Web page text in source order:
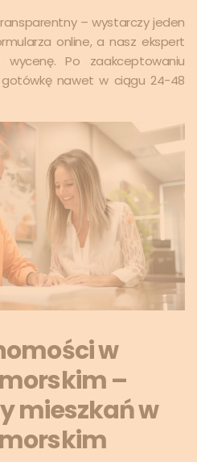
– wystarczy jeden
online, a nasz ekspert
Po zaakceptowaniu
nawet w ciągu 24-48
w
–
mieszkań w